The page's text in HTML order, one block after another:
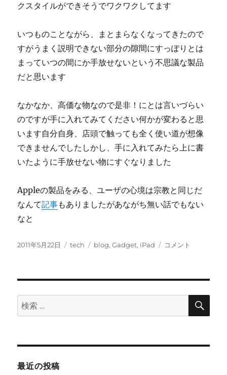
クスタイルができそうでワクワクしてます
いつものことながら、まとまらなくなってきたので
すがうまく説明できない部分の隙間にすっぽりとは
まっていつの間にか手放せないという不思議な製品
だと思います
なかなか、高価な物なので是非！にとは言いづらい
のですが手に入れてみてください何かが変わると思
います自分自身、店頭で触っても全く使い道が想像
できませんでしたしかし、手に入れてみたら上に書
いたように手放せない物にすぐなりました
Appleの製品をみる、ユーザの心境は宗教と同じだ
なんて記事もありましたがあながち無い話でもない
なと
投
2011年5月22日
カ
tech
タ
blog,Gadget, iPad
iPad2
コメント
検
索:
検
最近の投稿